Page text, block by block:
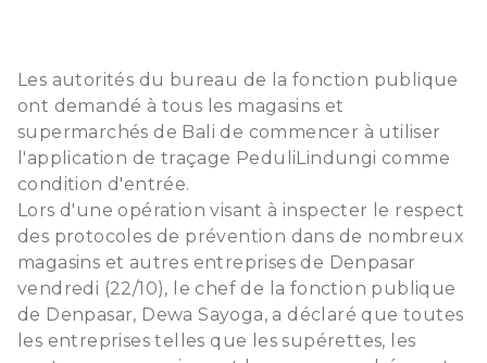
Les autorités du bureau de la fonction publique
ont demandé à tous les magasins et
supermarchés de Bali de commencer à utiliser
l'application de traçage PeduliLindungi comme
condition d'entrée.
Lors d'une opération visant à inspecter le respect
des protocoles de prévention dans de nombreux
magasins et autres entreprises de Denpasar
vendredi (22/10), le chef de la fonction publique
de Denpasar, Dewa Sayoga, a déclaré que toutes
les entreprises telles que les supérettes, les